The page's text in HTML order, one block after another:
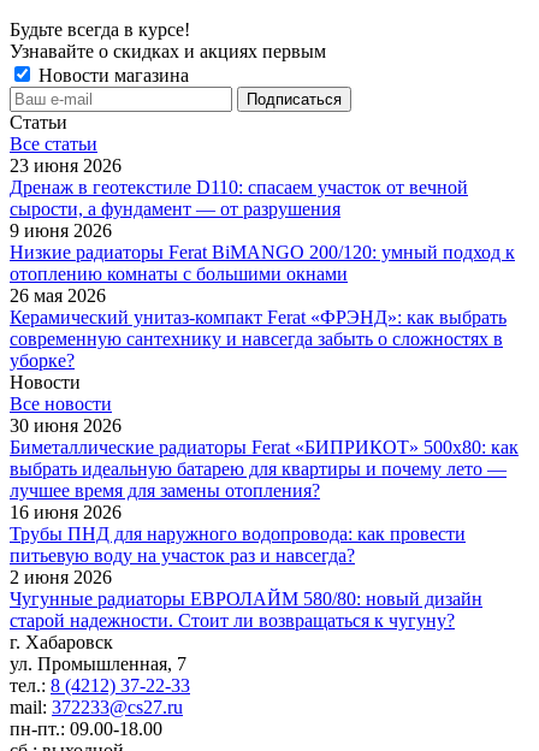
Будьте всегда в курсе!
Узнавайте о скидках и акциях первым
Новости магазина
Статьи
Все cтатьи
23 июня 2026
Дренаж в геотекстиле D110: спасаем участок от вечной
сырости, а фундамент — от разрушения
9 июня 2026
Низкие радиаторы Ferat BiMANGO 200/120: умный подход к
отоплению комнаты с большими окнами
26 мая 2026
Керамический унитаз-компакт Ferat «ФРЭНД»: как выбрать
современную сантехнику и навсегда забыть о сложностях в
уборке?
Новости
Все новости
30 июня 2026
Биметаллические радиаторы Ferat «БИПРИКОТ» 500x80: как
выбрать идеальную батарею для квартиры и почему лето —
лучшее время для замены отопления?
16 июня 2026
Трубы ПНД для наружного водопровода: как провести
питьевую воду на участок раз и навсегда?
2 июня 2026
Чугунные радиаторы ЕВРОЛАЙМ 580/80: новый дизайн
старой надежности. Стоит ли возвращаться к чугуну?
г. Хабаровск
ул. Промышленная, 7
тел.: 8 (4212) 37-22-33
mail: 372233@cs27.ru
пн-пт.: 09.00-18.00